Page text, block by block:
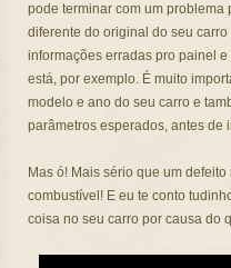
pode terminar com um problema
diferente do original do seu
informações erradas pro painel
está, por exemplo. É muito
modelo e ano do seu carro e
parâmetros esperados, antes de
Mas ó! Mais sério que um
combustível! E eu te conto
coisa no seu carro por causa do